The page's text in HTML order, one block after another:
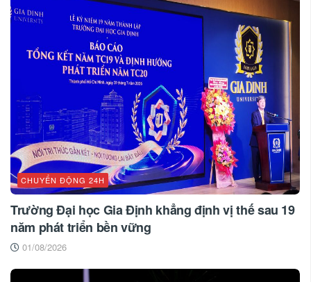
CHUYỂN ĐỘNG 24H
Trường Đại học Gia Định khẳng định vị thế sau 19
năm phát triển bền vững
01/08/2026